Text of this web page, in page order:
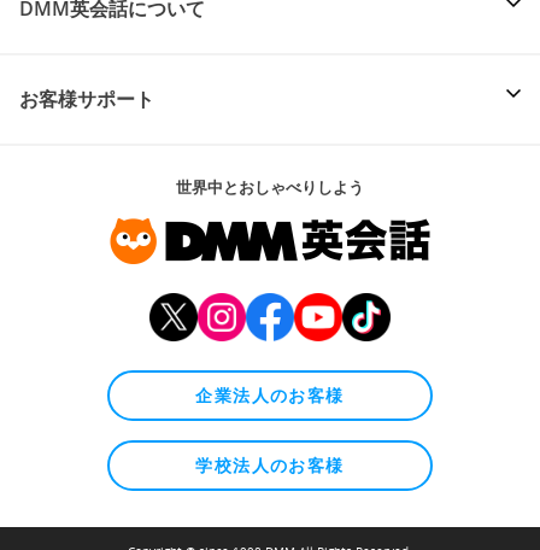
DMM英会話について
お客様サポート
世界中とおしゃべりしよう
企業法人のお客様
学校法人のお客様